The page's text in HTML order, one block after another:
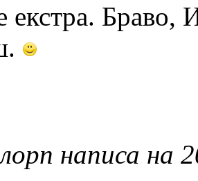
екстра. Браво,
написа на